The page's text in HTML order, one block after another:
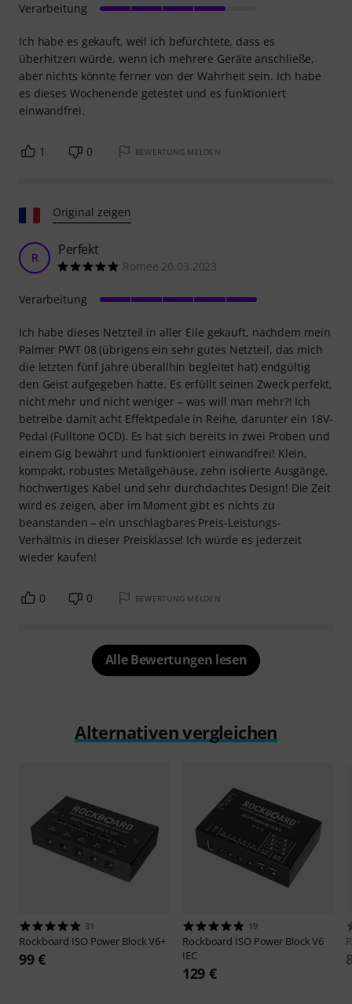
Ich habe es gekauft, weil ich befürchtete, dass es
überhitzen würde, wenn ich mehrere Geräte anschließe,
aber nichts könnte ferner von der Wahrheit sein. Ich habe
es dieses Wochenende getestet und es funktioniert
einwandfrei.
Verarbeitung
1 0 BEWERTUNG MELDEN
Original zeigen
R Perfekt
Romee 20.03.2023
Ich habe dieses Netzteil in aller Eile gekauft, nachdem mein
Palmer PWT 08 (übrigens ein sehr gutes Netzteil, das mich
die letzten fünf Jahre überallhin begleitet hat) endgültig
den Geist aufgegeben hatte. Es erfüllt seinen Zweck perfekt,
nicht mehr und nicht weniger – was will man mehr?! Ich
betreibe damit acht Effektpedale in Reihe, darunter ein 18V-
Pedal (Fulltone OCD). Es hat sich bereits in zwei Proben und
einem Gig bewährt und funktioniert einwandfrei! Klein,
kompakt, robustes Metallgehäuse, zehn isolierte Ausgänge,
hochwertiges Kabel und sehr durchdachtes Design! Die Zeit
wird es zeigen, aber im Moment gibt es nichts zu
beanstanden – ein unschlagbares Preis-Leistungs-
Verhältnis in dieser Preisklasse! Ich würde es jederzeit
wieder kaufen!
Verarbeitung
0 0 BEWERTUNG MELDEN
Alle Bewertungen lesen
Alternativen vergleichen
31
Rockboard ISO Power Block V6+
99 €
19
Rockboard ISO Power Block V6
IEC
129 €